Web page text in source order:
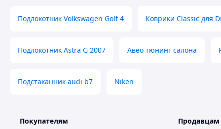
Подлокотник Volkswagen Golf 4 Коврики Classic для
Подлокотник Astra G 2007 Авео тюнинг салона
Подстаканник audi b7 Niken
Покупателям Продавцам